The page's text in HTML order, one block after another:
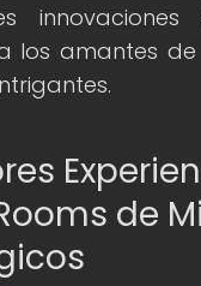
los amantes
de